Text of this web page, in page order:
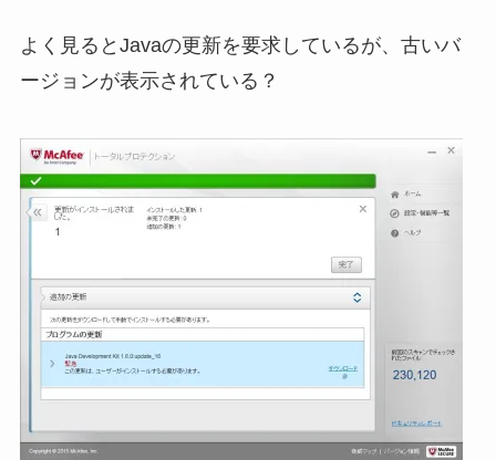
よく見るとJavaの更新を要求しているが、古いバ
ージョンが表示されている？